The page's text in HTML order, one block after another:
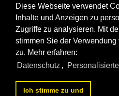
Diese Webseite verwendet
Inhalte und Anzeigen zu
Zugriffe zu analysieren. Mit
stimmen Sie der
zu. Mehr erfahren:
Datenschutz ,
Ich stimme zu und